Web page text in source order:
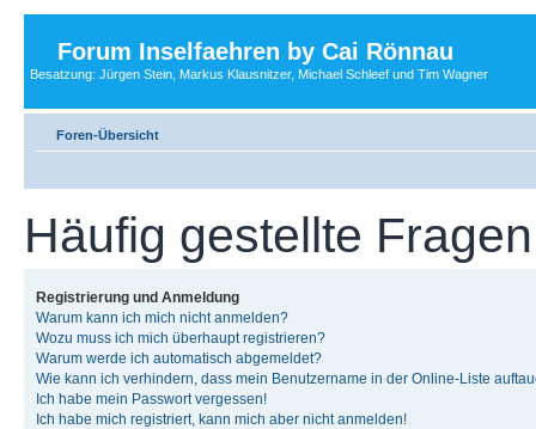
Forum Inselfaehren by Cai Rönnau
Besatzung: Jürgen Stein, Markus Klausnitzer, Michael Schleef und Tim Wagner
Foren-Übersicht
Häufig gestellte Fragen
Registrierung und Anmeldung
Warum kann ich mich nicht anmelden?
Wozu muss ich mich überhaupt registrieren?
Warum werde ich automatisch abgemeldet?
Wie kann ich verhindern, dass mein Benutzername in der Online-Liste
Ich habe mein Passwort vergessen!
Ich habe mich registriert, kann mich aber nicht anmelden!